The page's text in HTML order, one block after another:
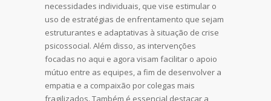
necessidades individuais, que vise estimular o
uso de estratégias de enfrentamento que sejam
estruturantes e adaptativas à situação de crise
psicossocial. Além disso, as intervenções
focadas no aqui e agora visam facilitar o apoio
mútuo entre as equipes, a fim de desenvolver a
empatia e a compaixão por colegas mais
fragilizados. Também é essencial destacar a